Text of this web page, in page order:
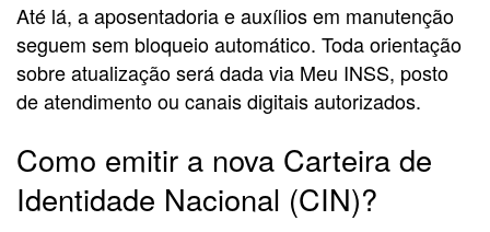
Até lá, a aposentadoria e auxílios em manutenção
seguem sem bloqueio automático. Toda orientação
sobre atualização será dada via Meu INSS, posto
de atendimento ou canais digitais autorizados.
Como emitir a nova Carteira de
Identidade Nacional (CIN)?